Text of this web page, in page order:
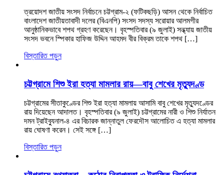
ত্রয়োদশ জাতীয় সংসদ নির্বাচনে চট্টগ্রাম-২ (ফটিকছড়ি) আসন থেকে নির্বাচিত
বাংলাদেশ জাতীয়তাবাদী দলের (বিএনপি) সংসদ সদস্য সরোয়ার আলমগীর
আনুষ্ঠানিকভাবে শপথ গ্রহণ করেছেন। বৃহস্পতিবার (৯ জুলাই) সন্ধ্যায় জাতীয়
সংসদ ভবনে স্পিকার হাফিজ উদ্দিন আহমদ বীর বিক্রম তাকে শপথ […]
বিস্তারিত পড়ুন
চট্টগ্রামে শিশু ইরা হত্যা মামলার রায়—বাবু শেখের মৃত্যুদণ্ড
চট্টগ্রামের সীতাকুণ্ডের শিশু ইরা হত্যা মামলায় আসামি বাবু শেখের মৃত্যুদণ্ডের
রায় দিয়েছেন আদালত। বৃহস্পতিবার (৯ জুলাই) চট্টগ্রামের নারী ও শিশু নির্যাতন
দমন ট্রাইব্যুনাল-৪ এর বিচারক জান্নাতুল ফেরদৌস আলোচিত এ হত্যা মামলার
রায় ঘোষণা করেন। সেই সঙ্গে […]
বিস্তারিত পড়ুন